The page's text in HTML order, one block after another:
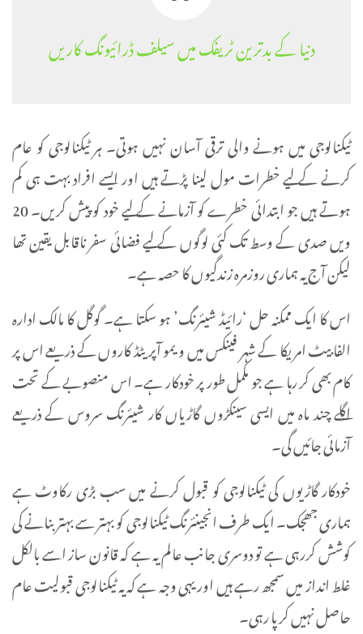
دنیا کے بدترین ٹریفک میں سیلف ڈرائیونگ کاریں
ٹیکنالوجی میں ہونے والی ترقی آسان نہیں ہوتی۔ ہر ٹیکنالوجی کو عام
کرنے کے لیے خطرات مول لینا پڑتے ہیں اور ایسے افراد بہت ہی کم
ہوتے ہیں جو ابتدائی خطرے کو آزمانے کے لیے خود کو پیش کریں۔ 20
ویں صدی کے وسط تک کئی لوگوں کے لیے فضائی سفر ناقابل یقین تھا
لیکن آج یہ ہماری روزمرہ زندگیوں کا حصہ ہے۔
اس کا ایک ممکنہ حل ‘رائیڈ شیئرنگ’ ہو سکتا ہے۔ گوگل کا مالک ادارہ
الفابیٹ امریکا کے شہر فینکس میں ویمو آپریٹڈ کاروں کے ذریعے اس پر
کام بھی کر رہا ہے جو مکمل طور پر خودکار ہے۔ اس منصوبے کے تحت
اگلے چند ماہ میں ایسی سینکڑوں گاڑیاں کار شیئرنگ سروس کے ذریعے
آزمائی جائیں گی۔
خودکار گاڑیوں کی ٹیکنالوجی کو قبول کرنے میں سب بڑی رکاوٹ ہے
ہماری جھجک۔ ایک طرف انجینئرنگ ٹیکنالوجی کو بہتر سے بہتر بنانے کی
کوشش کررہی ہے تو دوسری جانب عالم یہ ہے کہ قانون ساز اسے بالکل
غلط انداز میں سمجھ رہے ہیں اور یہی وجہ ہے کہ یہ ٹیکنالوجی قبولیت عام
حاصل نہیں کر پا رہی۔